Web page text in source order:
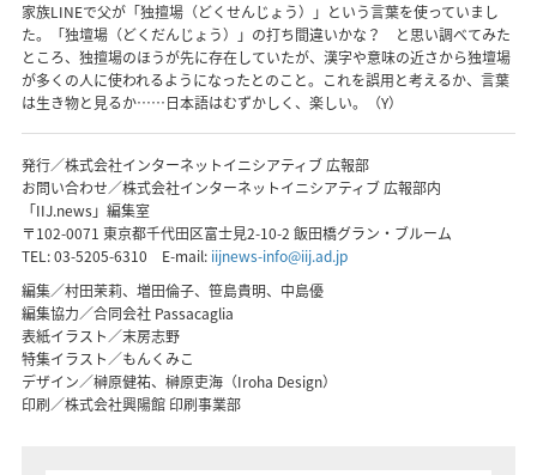
家族LINEで父が「独擅場（どくせんじょう）」という言葉を使っていまし
た。「独壇場（どくだんじょう）」の打ち間違いかな？ と思い調べてみた
ところ、独擅場のほうが先に存在していたが、漢字や意味の近さから独壇場
が多くの人に使われるようになったとのこと。これを誤用と考えるか、言葉
は生き物と見るか……日本語はむずかしく、楽しい。（Y）
発行／株式会社インターネットイニシアティブ 広報部
お問い合わせ／株式会社インターネットイニシアティブ 広報部内
「IIJ.news」編集室
〒102-0071 東京都千代田区富士見2-10-2 飯田橋グラン・ブルーム
TEL:03-5205-6310 E-mail: iijnews-info@iij.ad.jp
編集／村田茉莉、増田倫子、笹島貴明、中島優
編集協力／合同会社 Passacaglia
表紙イラスト／末房志野
特集イラスト／もんくみこ
デザイン／榊原健祐、榊原吏海（Iroha Design）
印刷／株式会社興陽館 印刷事業部